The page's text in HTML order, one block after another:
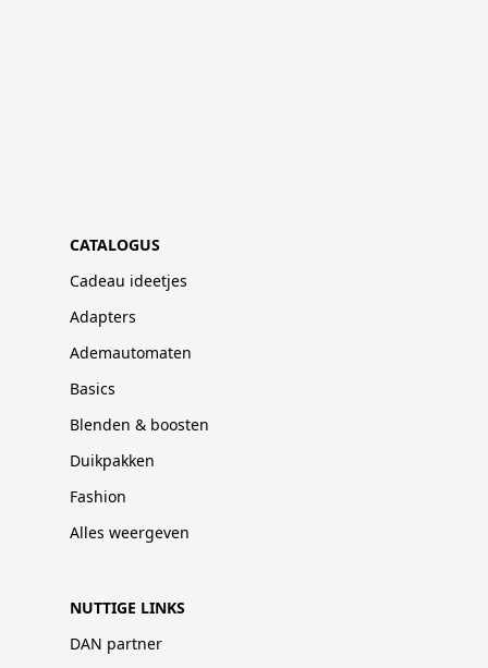
CATALOGUS
Cadeau ideetjes
Adapters
Ademautomaten
Basics
Blenden & boosten
Duikpakken
Fashion
Alles weergeven
NUTTIGE LINKS
DAN partner